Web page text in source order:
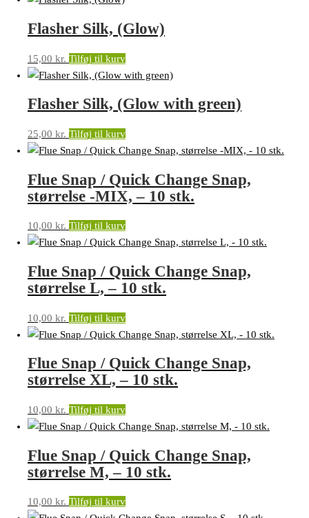
Flasher Silk, (Glow)
15,00 kr. Tilføj til kurv
Flasher Silk, (Glow with green)
25,00 kr. Tilføj til kurv
Flue Snap / Quick Change Snap,
størrelse -MIX, – 10 stk.
10,00 kr. Tilføj til kurv
Flue Snap / Quick Change Snap,
størrelse L, – 10 stk.
10,00 kr. Tilføj til kurv
Flue Snap / Quick Change Snap,
størrelse XL, – 10 stk.
10,00 kr. Tilføj til kurv
Flue Snap / Quick Change Snap,
størrelse M, – 10 stk.
10,00 kr. Tilføj til kurv